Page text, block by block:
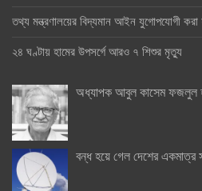
তথ্য মন্ত্রণালয়ের বিদ্যমান আইন যুগোপযোগী করা
২৪ ঘণ্টায় হামের উপসর্গে আরও ৭ শিশুর মৃত্যু
অধ্যাপক আবুল কাসেম ফজলুল
বন্ধ হয়ে গেল দেশের একমাত্র